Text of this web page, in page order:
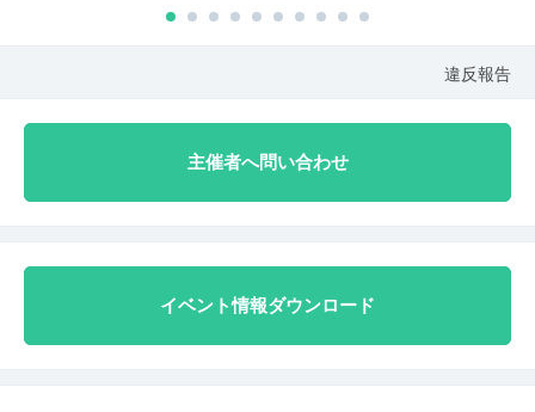
違反報告
主催者へ問い合わせ
イベント情報ダウンロード